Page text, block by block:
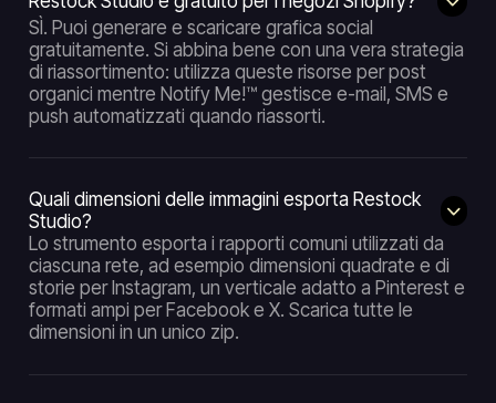
SÌ. Puoi generare e scaricare grafica social
gratuitamente. Si abbina bene con una vera strategia
di riassortimento: utilizza queste risorse per post
organici mentre Notify Me!™ gestisce e-mail, SMS e
push automatizzati quando riassorti.
Quali dimensioni delle immagini esporta Restock
Studio?
Lo strumento esporta i rapporti comuni utilizzati da
ciascuna rete, ad esempio dimensioni quadrate e di
storie per Instagram, un verticale adatto a Pinterest e
formati ampi per Facebook e X. Scarica tutte le
dimensioni in un unico zip.